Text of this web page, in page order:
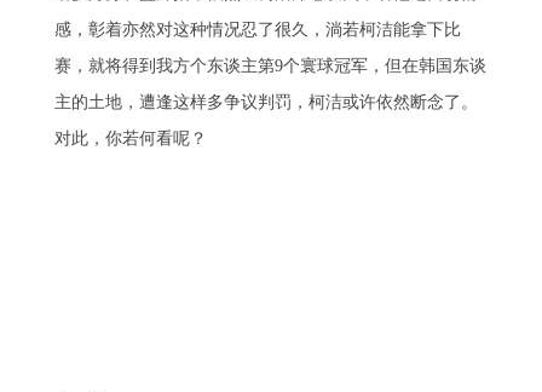
感，彰着亦然对这种情况忍了很久，淌若柯洁能拿下比
赛，就将得到我方个东谈主第9个寰球冠军，但在韩国东谈
主的土地，遭逢这样多争议判罚，柯洁或许依然断念了。
对此，你若何看呢？